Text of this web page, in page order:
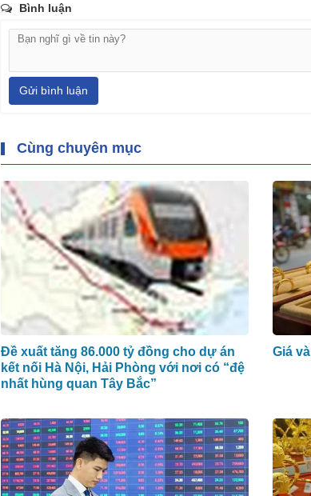
Bình luận
Gửi bình luận
Cùng chuyên mục
Đề xuất tăng 86.000 tỷ đồng cho dự án
kết nối Hà Nội, Hải Phòng với nơi có “đệ
nhất hùng quan Tây Bắc”
Giá